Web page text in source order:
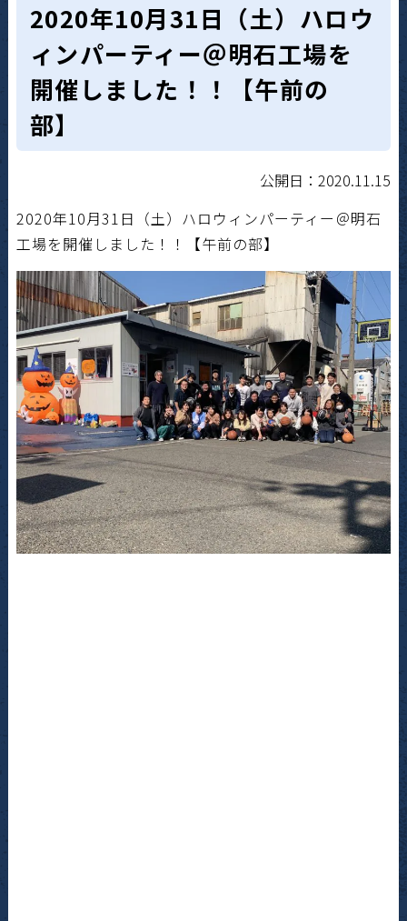
2020年10月31日（土）ハロウ
ィンパーティー＠明石工場を
開催しました！！【午前の
部】
公開日：2020.11.15
2020年10月31日（土）ハロウィンパーティー＠明石
工場を開催しました！！【午前の部】